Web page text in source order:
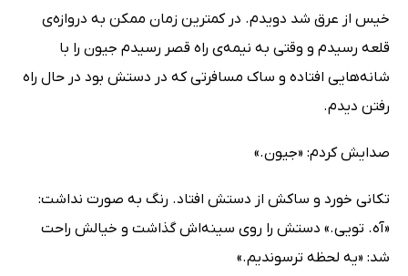
خیس از عرق شد دویدم. در کمترین زمان ممکن به دروازه‌ی
قلعه رسیدم و وقتی به نیمه‌ی راه قصر رسیدم جیون را با
شانه‌هایی افتاده و ساک مسافرتی که در دستش بود در حال راه
رفتن دیدم.
صدایش کردم: «جیون.»
تکانی خورد و ساکش از دستش افتاد. رنگ به صورت نداشت:
«آه. تویی.» دستش را روی سینه‌اش گذاشت و خیالش راحت
شد: «یه لحظه ترسوندیم.»